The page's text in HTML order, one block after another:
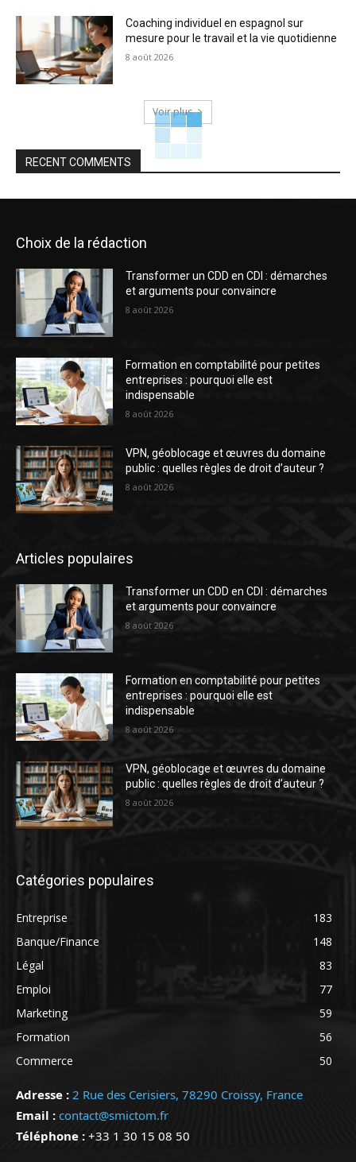
Coaching individuel en espagnol sur
mesure pour le travail et la vie quotidienne
8 août 2026
Voir plus
RECENT COMMENTS
Choix de la rédaction
Transformer un CDD en CDI : démarches
et arguments pour convaincre
8 août 2026
Formation en comptabilité pour petites
entreprises : pourquoi elle est
indispensable
8 août 2026
VPN, géoblocage et œuvres du domaine
public : quelles règles de droit d’auteur ?
8 août 2026
Articles populaires
Transformer un CDD en CDI : démarches
et arguments pour convaincre
8 août 2026
Formation en comptabilité pour petites
entreprises : pourquoi elle est
indispensable
8 août 2026
VPN, géoblocage et œuvres du domaine
public : quelles règles de droit d’auteur ?
8 août 2026
Catégories populaires
Entreprise
183
Banque/Finance
148
Légal
83
Emploi
77
Marketing
59
Formation
56
Commerce
50
Adresse : 2 Rue des Cerisiers, 78290 Croissy, France
Email : contact@smictom.fr
Téléphone : +33 1 30 15 08 50